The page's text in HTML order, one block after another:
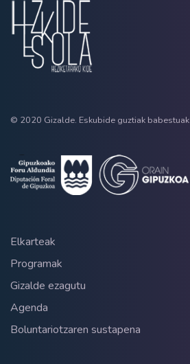
© 2020 Gizalde. Eskubide guztiak babestuak
Elkarteak
Programak
Gizalde ezagutu
Agenda
Boluntariotzaren sustapena